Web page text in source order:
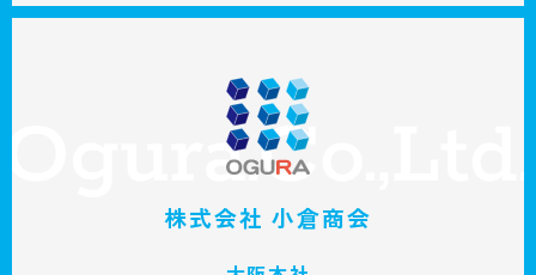
の整備・社員教育の徹底等の必要な措置を講
個人情報の利用目的
お客さまからお預かりした個人情報は、当社
株式会社 小倉商会